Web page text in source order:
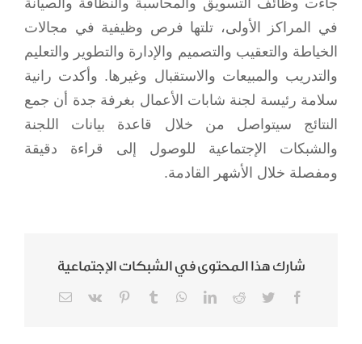
جاءت وظائف التسويق والمحاسبة والنظافة والصيانة
في المراكز الأولى، تلتها فرص وظيفية في مجالات
الخياطة والتعقيب والتصميم والإدارة والتطوير والتعليم
والتدريب والمبيعات والاستقبال وغيرها. وأكدت رانية
سلامة رئيسة لجنة شابات الأعمال بغرفة جدة أن جمع
النتائج سيتواصل من خلال قاعدة بيانات اللجنة
والشبكات الإجتماعية للوصول إلى قراءة دقيقة
ومفصلة خلال الأشهر القادمة.
شارك هذا المحتوى في الشبكات الإجتماعية
Facebook
Twitter
Reddit
LinkedIn
WhatsApp
Tumblr
Pinterest
Vk
Email